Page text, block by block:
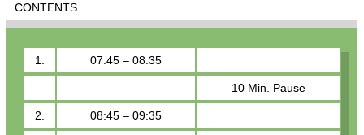
CONTENTS
1. 07:45 – 08:35
10 Min. Pause
2. 08:45 – 09:35